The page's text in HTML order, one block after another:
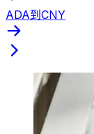
ADA到CNY